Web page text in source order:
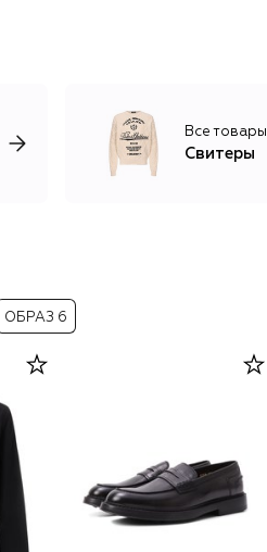
Все товары
Свитеры
ОБРАЗ 6